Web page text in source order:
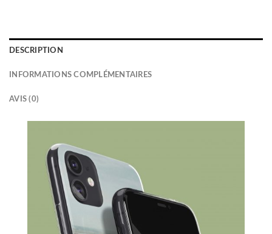
DESCRIPTION
INFORMATIONS COMPLÉMENTAIRES
AVIS (0)